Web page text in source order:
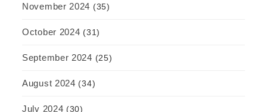
November 2024 (35)
October 2024 (31)
September 2024 (25)
August 2024 (34)
July 2024 (30)